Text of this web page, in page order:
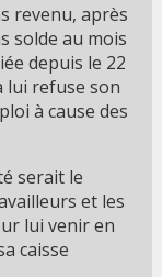
revenu, après
solde au mois
depuis le 22
lui refuse son
à cause des
serait le
et les
lui venir en
caisse